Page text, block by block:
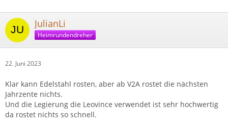
JulianLi
Heimrundendreher
22. Juni 2023
Klar kann Edelstahl rosten, aber ab V2A rostet die nächsten
Jahrzente nichts.
Und die Legierung die Leovince verwendet ist sehr hochwertig
da rostet nichts so schnell.